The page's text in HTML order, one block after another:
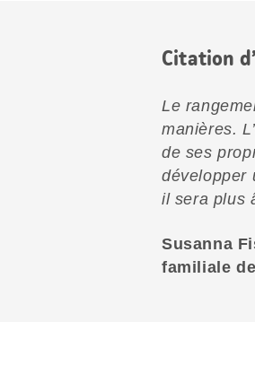
Citation
Le
manières.
de ses
développer
il sera plus
Susanna
familiale